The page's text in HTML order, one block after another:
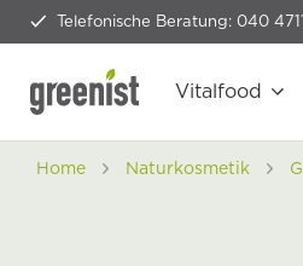
Telefonische Beratung: 040
Vitalfood
Home Naturkosmetik